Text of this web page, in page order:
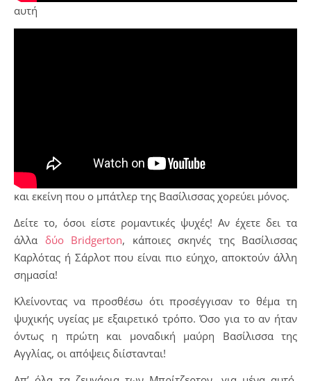
αυτή
και εκείνη που ο μπάτλερ της Βασίλισσας χορεύει μόνος.
Δείτε το, όσοι είστε ρομαντικές ψυχές! Αν έχετε δει τα
άλλα δύο Bridgerton, κάποιες σκηνές της Βασίλισσας
Καρλότας ή Σάρλοτ που είναι πιο εύηχο, αποκτούν άλλη
σημασία!
Κλείνοντας να προσθέσω ότι προσέγγισαν το θέμα τη
ψυχικής υγείας με εξαιρετικό τρόπο. Όσο για το αν ήταν
όντως η πρώτη και μοναδική μαύρη Βασίλισσα της
Αγγλίας, οι απόψεις διίστανται!